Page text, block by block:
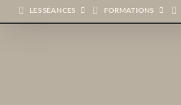
LES SÉANCES FORMATIONS